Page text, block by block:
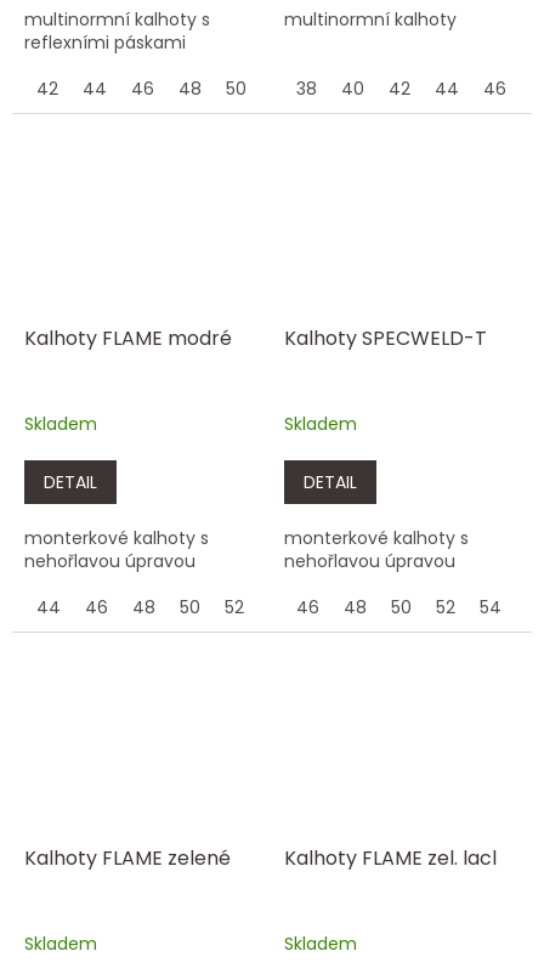
multinormní kalhoty s
reflexními páskami
42
44 46 48 50 54 56 58 60 62
multinormní kalhoty
38 40 42 44 46
Kalhoty FLAME modré
Skladem
DETAIL
monterkové kalhoty s
nehořlavou úpravou
44
46 48 50 52 56 58 60 62
Kalhoty SPECWELD-T
Skladem
DETAIL
monterkové kalhoty s
nehořlavou úpravou
46
48 50 52 54
Kalhoty FLAME zelené
Skladem
Kalhoty FLAME zel. lacl
Skladem